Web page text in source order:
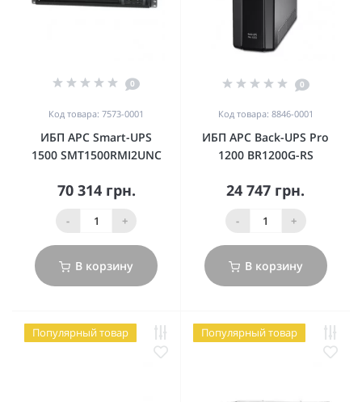
0
Код товара: 7573-0001
ИБП APC Smart-UPS
1500 SMT1500RMI2UNC
70 314 грн.
- +
В корзину
0
Код товара: 8846-0001
ИБП APC Back-UPS Pro
1200 BR1200G-RS
24 747 грн.
- +
В корзину
Популярный товар Популярный товар